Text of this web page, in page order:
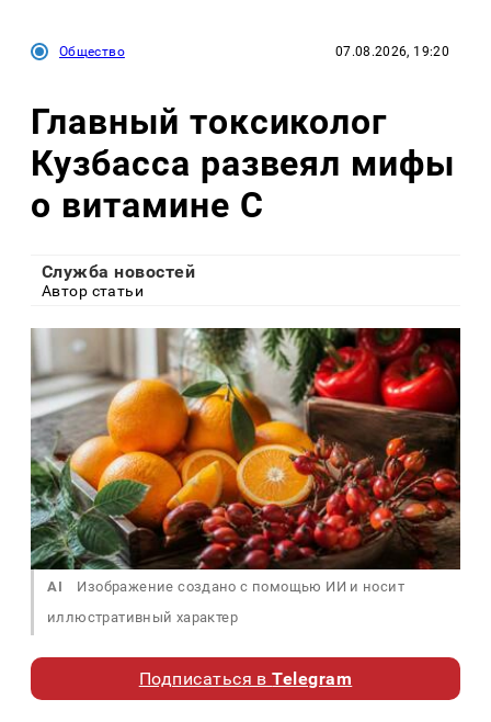
Общество 07.08.2026, 19:20
Главный токсиколог
Кузбасса развеял мифы
о витамине С
Служба новостей
Автор статьи
AI
Изображение создано с помощью ИИ и носит
иллюстративный характер
Подписаться вTelegram